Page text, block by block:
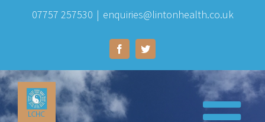
content
07757 257530 | enquiries@lintonhealth.co.uk
FacebookTwitter